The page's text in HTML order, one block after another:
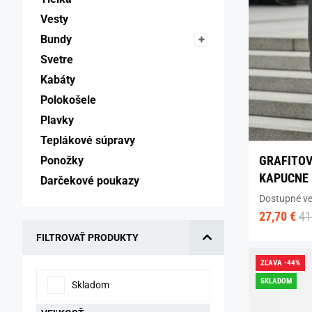
Vesty
Bundy
Svetre
Kabáty
Polokošele
Plavky
Teplákové súpravy
Ponožky
Darčekové poukazy
FILTROVAŤ PRODUKTY
Skladom
KAPUCNE
Dostupné
27,70 €
ZĽAVA -44%
SKLADOM